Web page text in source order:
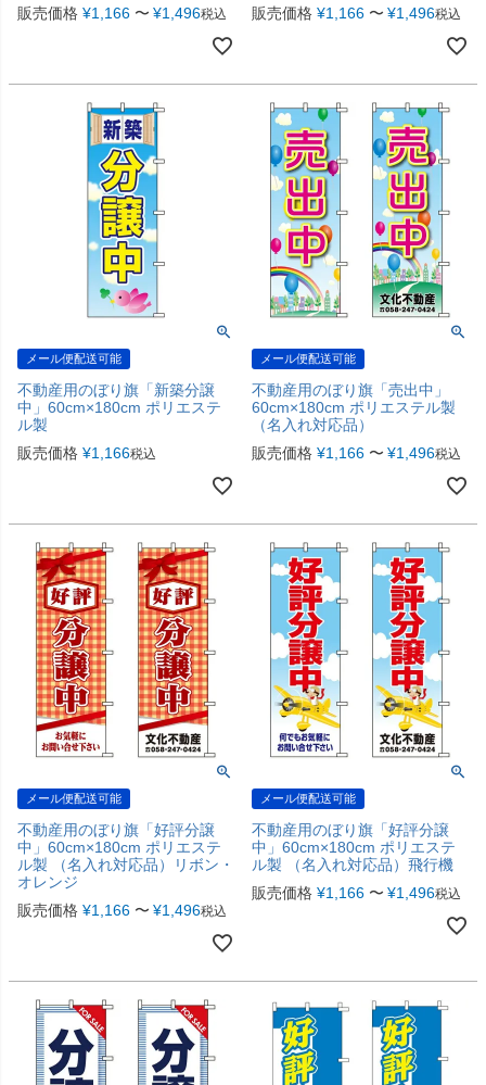
販売価格 ¥1,166 〜 ¥1,496税込
販売価格 ¥1,166 〜 ¥1,496税込
メール便配送可能
不動産用のぼり旗「新築分譲
中」60cm×180cm ポリエステ
ル製
販売価格 ¥1,166税込
メール便配送可能
不動産用のぼり旗「売出中」
60cm×180cm ポリエステル製
（名入れ対応品）
販売価格 ¥1,166 〜 ¥1,496税込
メール便配送可能
不動産用のぼり旗「好評分譲
中」60cm×180cm ポリエステ
ル製 （名入れ対応品）リボン・
オレンジ
販売価格 ¥1,166 〜 ¥1,496税込
メール便配送可能
不動産用のぼり旗「好評分譲
中」60cm×180cm ポリエステ
ル製 （名入れ対応品）飛行機
販売価格 ¥1,166 〜 ¥1,496税込